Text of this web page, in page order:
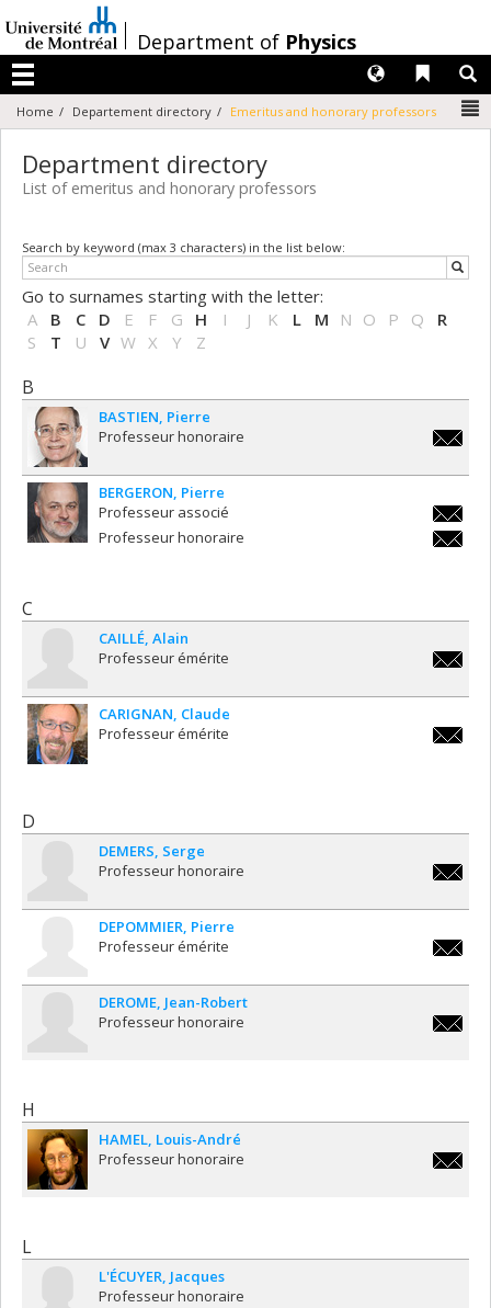
au
contenu
/Department of Physics
Menu
Liens
Langues
Home Departement directory Emeritus and honorary professors
Department directory
List of emeritus and honorary professors
Search by keyword (max 3 characters) in the list below:
Go to surnames starting with the letter:
A
B C D E F G H I J K L M N O P Q
R
S
T U V W X Y Z
B
BASTIEN Pierre
Professeur honoraire
BERGERON Pierre
Professeur associé
Professeur honoraire
C
CAILLÉ Alain
Professeur émérite
CARIGNAN Claude
Professeur émérite
D
DEMERS Serge
Professeur honoraire
DEPOMMIER Pierre
Professeur émérite
DEROME Jean-Robert
Professeur honoraire
H
HAMEL Louis-André
Professeur honoraire
L
L'ÉCUYER Jacques
Professeur honoraire